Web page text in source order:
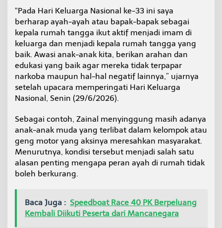
g
i
A
n
a
k
“Pada Hari Keluarga Nasional ke-33 ini saya
berharap ayah-ayah atau bapak-bapak sebagai
kepala rumah tangga ikut aktif menjadi imam di
keluarga dan menjadi kepala rumah tangga yang
baik. Awasi anak-anak kita, berikan arahan dan
edukasi yang baik agar mereka tidak terpapar
narkoba maupun hal-hal negatif lainnya,” ujarnya
setelah upacara memperingati Hari Keluarga
Nasional, Senin (29/6/2026).
Sebagai contoh, Zainal menyinggung masih adanya
anak-anak muda yang terlibat dalam kelompok atau
geng motor yang aksinya meresahkan masyarakat.
Menurutnya, kondisi tersebut menjadi salah satu
alasan penting mengapa peran ayah di rumah tidak
boleh berkurang.
Baca Juga : Speedboat Race 40 PK Berpeluang
Kembali Diikuti Peserta dari Mancanegara